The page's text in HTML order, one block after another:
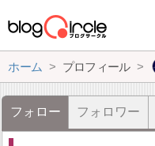
ホーム プロフィール
フォロー フォロワー